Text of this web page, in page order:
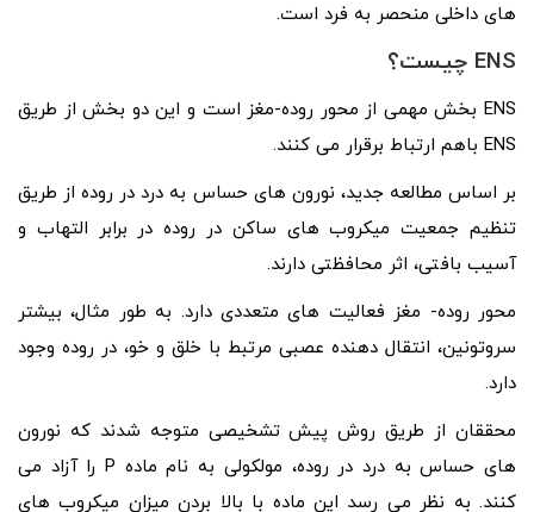
های داخلی منحصر به فرد است.
ENS چیست؟
ENS بخش مهمی از محور روده-مغز است و این دو بخش از طریق
ENS باهم ارتباط برقرار می کنند.
بر اساس مطالعه جدید، نورون های حساس به درد در روده از طریق
تنظیم جمعیت میکروب های ساکن در روده در برابر التهاب و
آسیب بافتی، اثر محافظتی دارند.
محور روده- مغز فعالیت های متعددی دارد. به طور مثال، بیشتر
سروتونین، انتقال دهنده عصبی مرتبط با خلق و خو، در روده وجود
دارد.
محققان از طریق روش پیش تشخیصی متوجه شدند که نورون
های حساس به درد در روده، مولکولی به نام ماده P را آزاد می
کنند. به نظر می رسد این ماده با بالا بردن میزان میکروب های